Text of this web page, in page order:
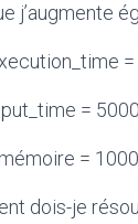
j’augmente
= 5000
=
dois-je